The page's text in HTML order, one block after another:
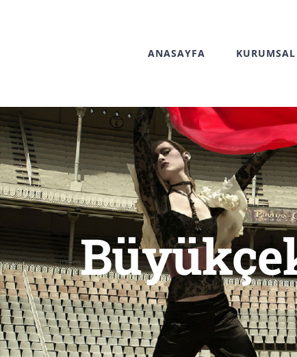
ANASAYFA KURUMSAL